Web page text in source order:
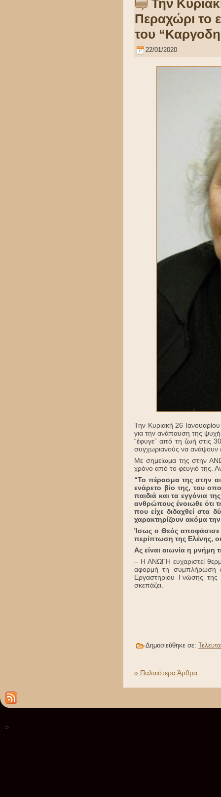
Την
Περαχώρι το
του
22/01/2020
Την Κυριακή 26
για την ανάπαυση της
“έφυγε” από τη ζωή στις
συγχωριανούς να ανάψουν
Με σημείωμα της στην
χρόνο από το φευγιό της.
“Το πέρασμα της στην
ενάρετο βίο της, του
παιδιά και τα εγγόνια
ανθρώπους ένοιωθε ότι
που είχε διδαχθεί στα
χαρακτηρίζουν ακόμα
Ίσως ο Θεός αποφάσισε
περίπτωση της Ελένης,
Ας είναι αιωνία η μνήμη
– Η ΑΝΩΓΗ ευχαριστεί
αφορμή τη συμπλήρωση
Εργαστηρίου Γνώσης
σκεπάζει.
Δημοσιεύθηκε σε:
» Παλαιότερα Άρθρα
-->